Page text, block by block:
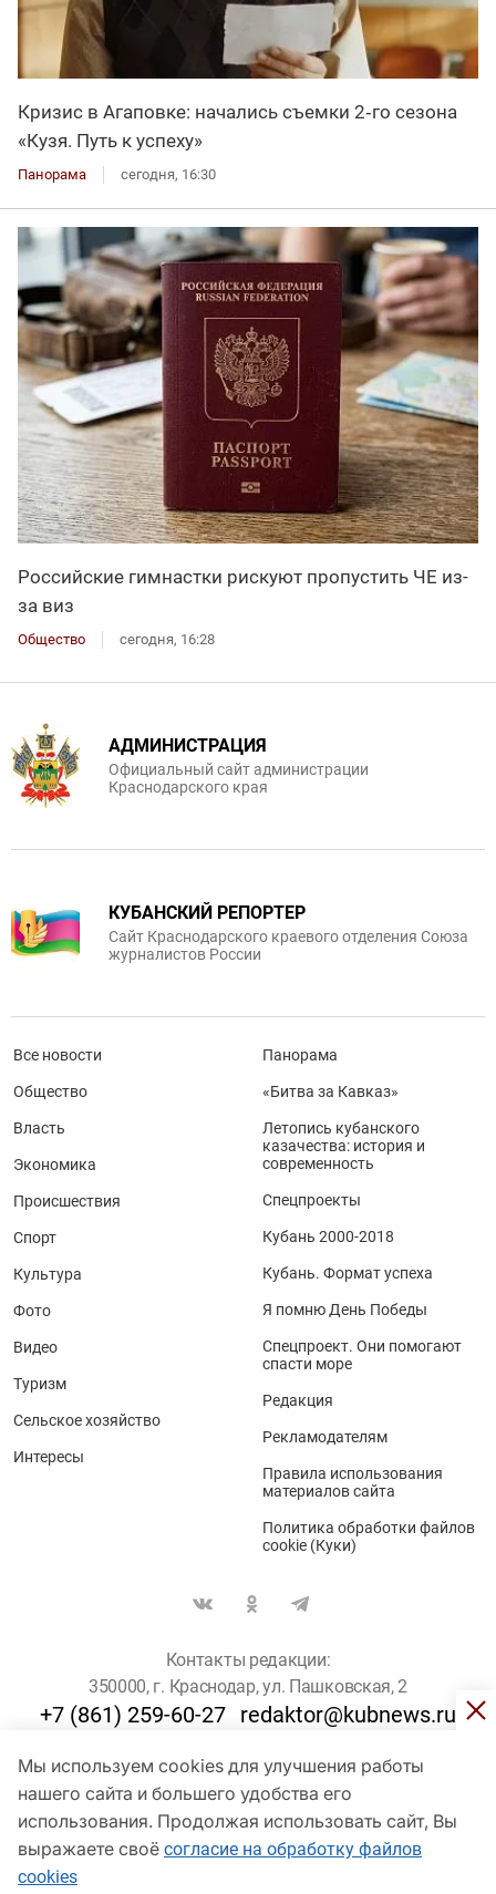
Кризис в Агаповке: начались съемки 2‑го сезона
«Кузя. Путь к успеху»
Панорама сегодня, 16:30
Российские гимнастки рискуют пропустить ЧЕ из-
за виз
Общество сегодня, 16:28
Мы используем cookies для улучшения работы
нашего сайта и большего удобства его
использования. Продолжая использовать сайт, Вы
выражаете своё согласие на обработку файлов
cookies
АДМИНИСТРАЦИЯ
Официальный сайт администрации
Краснодарского края
КУБАНСКИЙ РЕПОРТЕР
Сайт Краснодарского краевого отделения Союза
журналистов России
Все новости
Общество
Власть
Экономика
Происшествия
Спорт
Культура
Фото
Видео
Туризм
Сельское хозяйство
Интересы
Панорама
«Битва за Кавказ»
Летопись кубанского
казачества: история и
современность
Спецпроекты
Кубань 2000-2018
Кубань. Формат успеха
Я помню День Победы
Спецпроект. Они помогают
спасти море
Редакция
Рекламодателям
Правила использования
материалов сайта
Политика обработки файлов
cookie (Куки)
Контакты редакции:
350000, г. Краснодар, ул. Пашковская, 2
+7 (861) 259-60-27 redaktor@kubnews.ru
Для пользователей старше 16 лет
© Кубанские Новости, 2017
Сетевое издание «kubnews» зарегистрировано Федеральной
службой по надзору в сфере связи, информационных технологий
и массовых коммуникаций (Роскомнадзор). Регистрационный